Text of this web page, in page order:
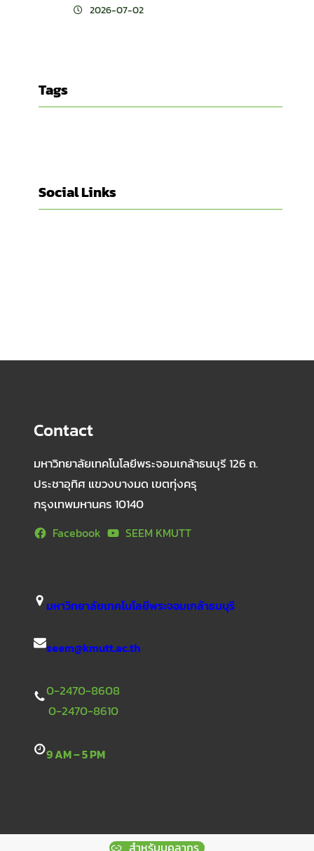
2026-07-02
Tags
Social Links
Contact
มหาวิทยาลัยเทคโนโลยีพระจอมเกล้าธนบุรี 126 ถ.
ประชาอุทิศ แขวงบางมด เขตทุ่งครุ
กรุงเทพมหานคร 10140
Facebook SEEM KMUTT
มหาวิทยาลัยเทคโนโลยีพระจอมเกล้าธนบุรี
seem@kmutt.ac.th
0-2470-8608
0-2470-8610
9 AM – 5 PM